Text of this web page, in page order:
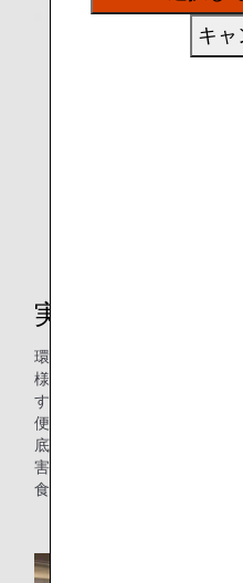
実証実験を何度も
環境にやさしくコストも削減
様に提供するお食事や飲み物
す。そのため、約1年半前か
便での検証を重ね、「一定時
底的に確認しました。今回導
害のない食品添加物を使用し
食や飲料を安定した温度で保
キャ